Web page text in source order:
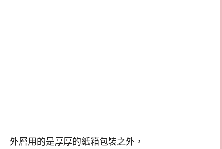
外層用的是厚厚的紙箱包裝之外，